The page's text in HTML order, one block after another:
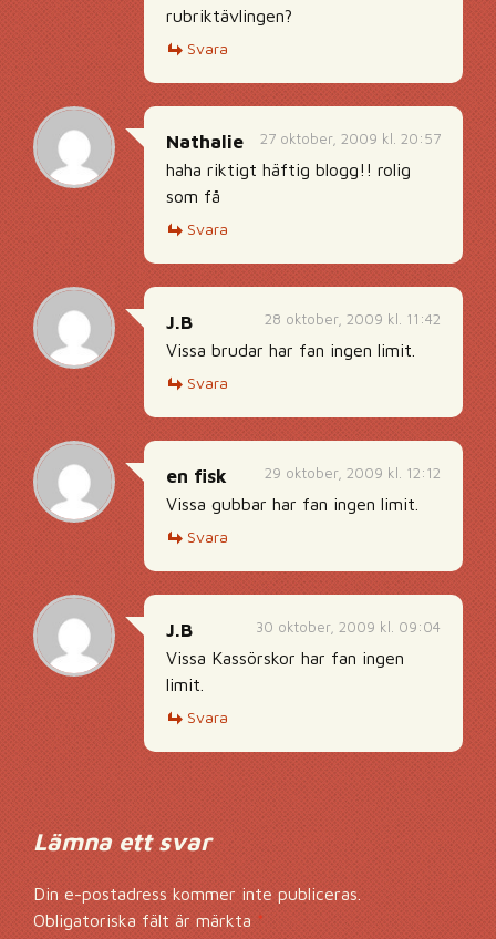
rubriktävlingen?
Svara
27 oktober, 2009 kl. 20:57
Nathalie
haha riktigt häftig blogg!! rolig
som få
Svara
28 oktober, 2009 kl. 11:42
J.B
Vissa brudar har fan ingen limit.
Svara
29 oktober, 2009 kl. 12:12
en fisk
Vissa gubbar har fan ingen limit.
Svara
30 oktober, 2009 kl. 09:04
J.B
Vissa Kassörskor har fan ingen
limit.
Svara
Lämna ett svar
Din e-postadress kommer inte publiceras.
Obligatoriska fält är märkta*